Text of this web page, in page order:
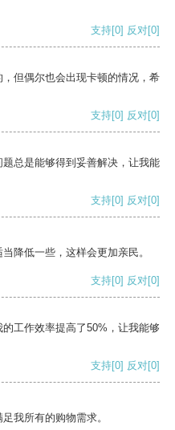
支持[0] 反对[0]
但偶尔也会出现卡顿的情况，希
支持[0] 反对[0]
总是能够得到妥善解决，让我能
支持[0] 反对[0]
降低一些，这样会更加亲民。
支持[0] 反对[0]
工作效率提高了50%，让我能够
支持[0] 反对[0]
我所有的购物需求。